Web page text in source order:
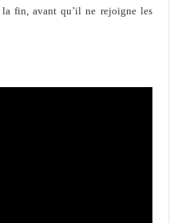
la fin, avant qu’il ne rejoigne les